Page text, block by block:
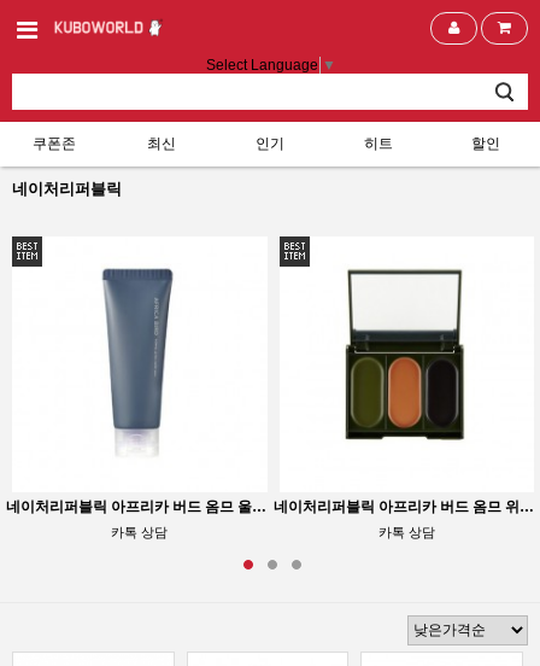
Select Language ▼
쿠폰존 최신 인기 히트 할인
네이처리퍼블릭
네이처리퍼블릭 아프리카 버드 옴므 울트라 하드 왁스
카톡 상담
네이처리퍼블릭 아프리카 버드 옴므 위장크림
카톡 상담